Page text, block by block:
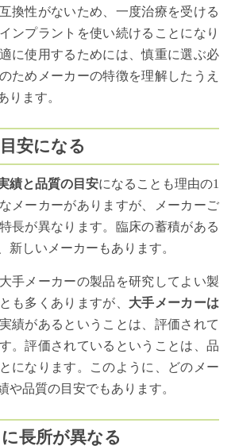
換性がないため、一度治療を受ける
ンプラントを使い続けることになり
に使用するためには、慎重に選ぶ必
ためメーカーの特徴を理解したうえ
ります。
安になる
績と品質の目安になることも理由の1
メーカーがありますが、メーカーご
長が異なります。臨床の蓄積がある
新しいメーカーもあります。
手メーカーの製品を研究してよい製
も多くありますが、 大手メーカーは
実績があるということは、評価されて
。評価されているということは、品
になります。このように、どのメー
や品質の目安でもあります。
長所が異なる